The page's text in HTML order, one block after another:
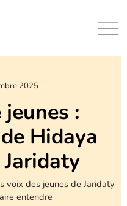
2025
:
Hidaya
voix des jeunes de Jaridaty
entendre